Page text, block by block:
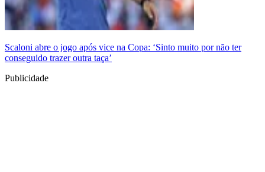
Scaloni abre o jogo após vice na Copa: ‘Sinto muito por não ter
conseguido trazer outra taça’
Publicidade